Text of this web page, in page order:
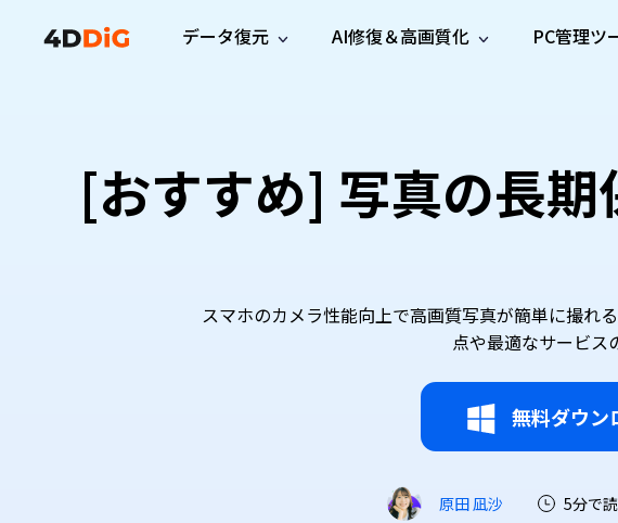
データ復元
プロ版 無料版
プロ版 無料版
WhatsApp データ復元
WhatsAppのデータを復元
AI修復＆高画質化
AIによるファイル修復と高画質化>>
動画修
復
PC管理ツ
Windows向けディスク管理ツール
Disk Copy
データ保護向けPCバックアップ
重複ファイルを検出・削除
Tenorshare Cleamio
新製
Macを徹底クリーンアップ＆最
ガイド・お問い合わせ
サブスク更新情報
ユーザーガイドセンター
使い方ガイド
[おすすめ] 写真の長
スマホのカメラ性能向上で高画質写真が簡単に撮れ
点や最適なサービス
無料ダウン
原田 凪沙 5分で